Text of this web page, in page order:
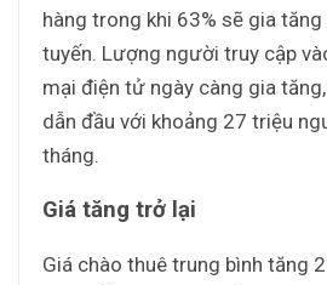
hàng trong khi 63% sẽ gia
tuyến. Lượng người truy cập
mại điện tử ngày càng gia
dẫn đầu với khoảng 27 triệu
tháng.
Giá tăng trở lại
Giá chào thuê trung bình tăng